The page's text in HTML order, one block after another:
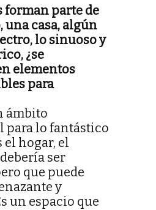
forman parte de
una casa, algún
lo sinuoso y
¿se
elementos
para
ámbito
para lo fantástico
el hogar, el
ser
que puede
y
un espacio que